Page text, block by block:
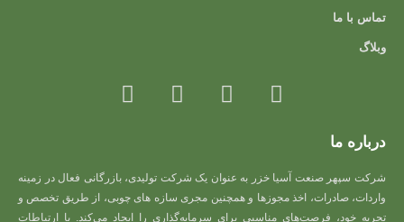
تماس با ما
وبلاگ
درباره ما
شرکت سپهر صنعت آسیا خزر به عنوان یک شرکت تولیدی، بازرگانی فعال در زمینه
واردات، صادرات، اخذ مجوزها و همچنین مجری سازه های چوبی، از طریق تخصص و
تجربه خود، فرصت‌های مناسبی برای سرمایه‌گذاری را ایجاد می‌کند. با ارتباطات